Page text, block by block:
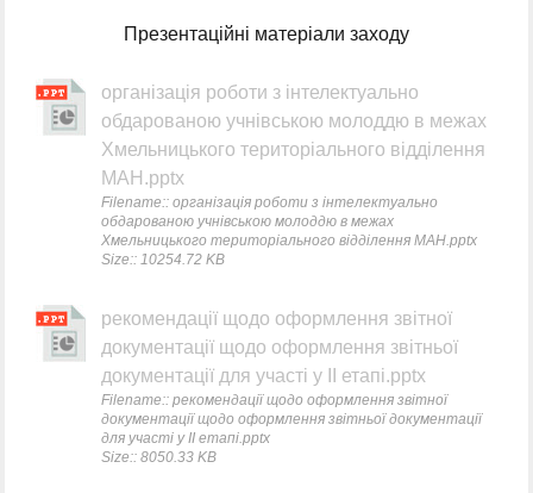
Презентаційні матеріали заходу
організація роботи з інтелектуально
обдарованою учнівською молоддю в межах
Хмельницького територіального відділення
МАН.pptx
Filename:: організація роботи з інтелектуально
обдарованою учнівською молоддю в межах
Хмельницького територіального відділення МАН.pptx
Size:: 10254.72 KB
рекомендації щодо оформлення звітної
документації щодо оформлення звітньої
документації для участі у ІІ етапі.pptx
Filename:: рекомендації щодо оформлення звітної
документації щодо оформлення звітньої документації
для участі у ІІ етапі.pptx
Size:: 8050.33 KB